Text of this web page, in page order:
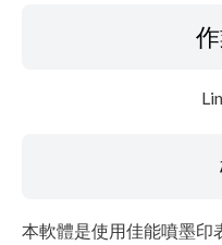
本軟體是使用佳能噴墨印